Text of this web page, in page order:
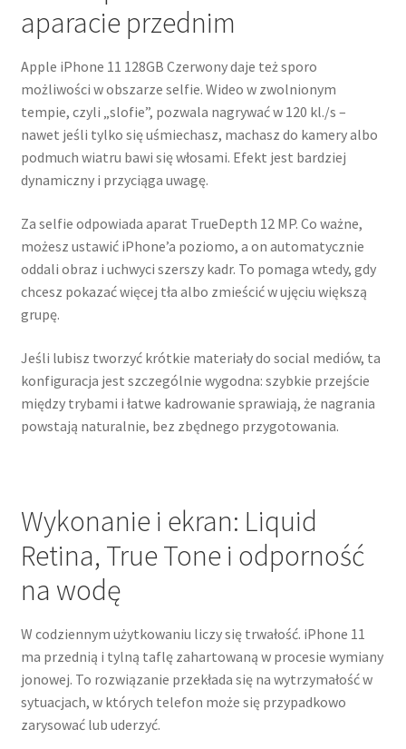
aparacie przednim
Apple iPhone 11 128GB Czerwony daje też sporo
możliwości w obszarze selfie. Wideo w zwolnionym
tempie, czyli „slofie”, pozwala nagrywać w 120 kl./s –
nawet jeśli tylko się uśmiechasz, machasz do kamery albo
podmuch wiatru bawi się włosami. Efekt jest bardziej
dynamiczny i przyciąga uwagę.
Za selfie odpowiada aparat TrueDepth 12 MP. Co ważne,
możesz ustawić iPhone’a poziomo, a on automatycznie
oddali obraz i uchwyci szerszy kadr. To pomaga wtedy, gdy
chcesz pokazać więcej tła albo zmieścić w ujęciu większą
grupę.
Jeśli lubisz tworzyć krótkie materiały do social mediów, ta
konfiguracja jest szczególnie wygodna: szybkie przejście
między trybami i łatwe kadrowanie sprawiają, że nagrania
powstają naturalnie, bez zbędnego przygotowania.
Wykonanie i ekran: Liquid
Retina, True Tone i odporność
na wodę
W codziennym użytkowaniu liczy się trwałość. iPhone 11
ma przednią i tylną taflę zahartowaną w procesie wymiany
jonowej. To rozwiązanie przekłada się na wytrzymałość w
sytuacjach, w których telefon może się przypadkowo
zarysować lub uderzyć.